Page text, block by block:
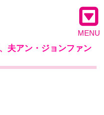
MENU
夫アン・ジョンファン